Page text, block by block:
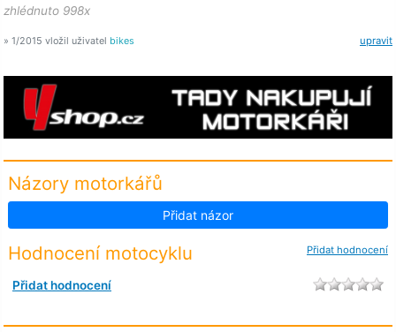
zhlédnuto 998x
upravit
» 1/2015 vložil uživatel bikes
Názory motorkářů
Přidat názor
Přidat hodnocení
Hodnocení motocyklu
Přidat hodnocení